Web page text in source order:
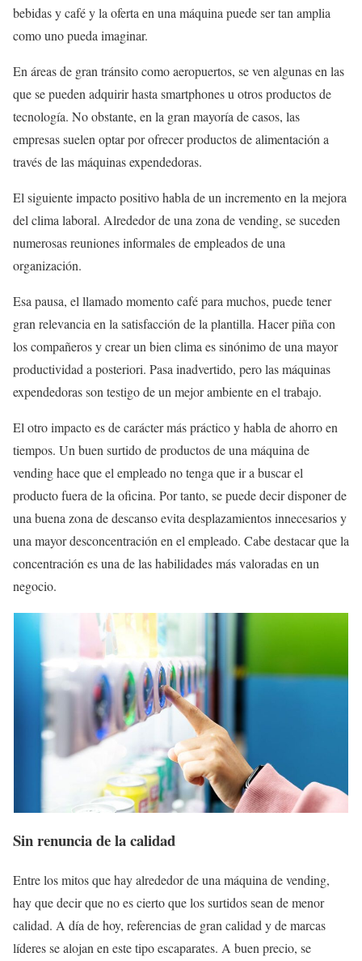
bebidas y café y la oferta en una máquina puede ser tan amplia
como uno pueda imaginar.
En áreas de gran tránsito como aeropuertos, se ven algunas en las
que se pueden adquirir hasta smartphones u otros productos de
tecnología. No obstante, en la gran mayoría de casos, las
empresas suelen optar por ofrecer productos de alimentación a
través de las máquinas expendedoras.
El siguiente impacto positivo habla de un incremento en la mejora
del clima laboral. Alrededor de una zona de vending, se suceden
numerosas reuniones informales de empleados de una
organización.
Esa pausa, el llamado momento café para muchos, puede tener
gran relevancia en la satisfacción de la plantilla. Hacer piña con
los compañeros y crear un bien clima es sinónimo de una mayor
productividad a posteriori. Pasa inadvertido, pero las máquinas
expendedoras son testigo de un mejor ambiente en el trabajo.
El otro impacto es de carácter más práctico y habla de ahorro en
tiempos. Un buen surtido de productos de una máquina de
vending hace que el empleado no tenga que ir a buscar el
producto fuera de la oficina. Por tanto, se puede decir disponer de
una buena zona de descanso evita desplazamientos innecesarios y
una mayor desconcentración en el empleado. Cabe destacar que la
concentración es una de las habilidades más valoradas en un
negocio.
Sin renuncia de la calidad
Entre los mitos que hay alrededor de una máquina de vending,
hay que decir que no es cierto que los surtidos sean de menor
calidad. A día de hoy, referencias de gran calidad y de marcas
líderes se alojan en este tipo escaparates. A buen precio, se